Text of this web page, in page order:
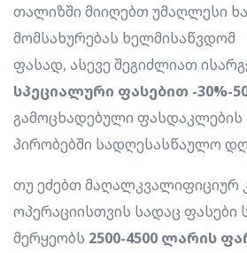
თალიზში მიიღებთ უმაღლესი
მომსახურებას ხელმისაწვდომ
ფასად, ასევე შეგიძლიათ
სპეციალური ფასებით -30%-
გამოცხადებული ფასდაკლების
პირობებში სადღესასწაულო
თუ ეძებთ მაღალკვალიფიციურ
ოპერაციისთვის სადაც ფასები
მერყეობს 2500-4500 ლარის